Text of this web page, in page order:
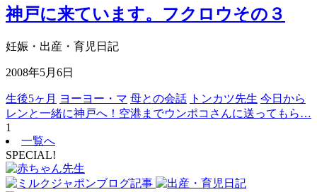
神戸に来ています。フクロウその３
妊娠・出産・育児日記
2008年5月6日
生後5ヶ月 ヨーヨー・マ 母との会話 トンカツ先生 今日から
レンと一緒に神戸へ！空港までウンポコさんに送ってもら…
1
一覧へ
SPECIAL!